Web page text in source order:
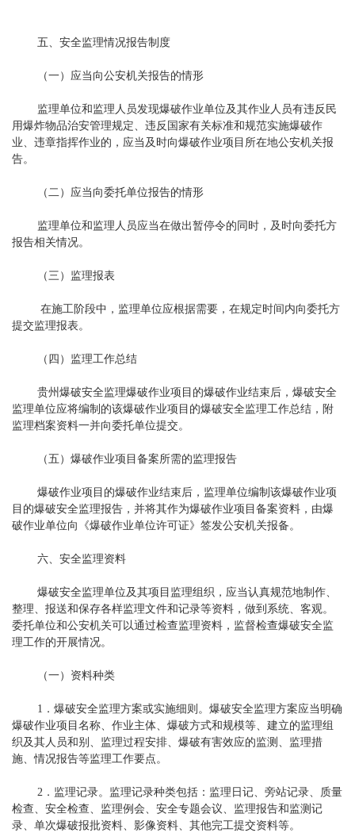
五、安全监理情况报告制度
（一）应当向公安机关报告的情形
监理单位和监理人员发现爆破作业单位及其作业人员有违反民
用爆炸物品治安管理规定、违反国家有关标准和规范实施爆破作
业、违章指挥作业的，应当及时向爆破作业项目所在地公安机关报
告。
（二）应当向委托单位报告的情形
监理单位和监理人员应当在做出暂停令的同时，及时向委托方
报告相关情况。
（三）监理报表
在施工阶段中，监理单位应根据需要，在规定时间内向委托方
提交监理报表。
（四）监理工作总结
贵州爆破安全监理爆破作业项目的爆破作业结束后，爆破安全
监理单位应将编制的该爆破作业项目的爆破安全监理工作总结，附
监理档案资料一并向委托单位提交。
（五）爆破作业项目备案所需的监理报告
爆破作业项目的爆破作业结束后，监理单位编制该爆破作业项
目的爆破安全监理报告，并将其作为爆破作业项目备案资料，由爆
破作业单位向《爆破作业单位许可证》签发公安机关报备。
六、安全监理资料
爆破安全监理单位及其项目监理组织，应当认真规范地制作、
整理、报送和保存各样监理文件和记录等资料，做到系统、客观。
委托单位和公安机关可以通过检查监理资料，监督检查爆破安全监
理工作的开展情况。
（一）资料种类
1．爆破安全监理方案或实施细则。爆破安全监理方案应当明确
爆破作业项目名称、作业主体、爆破方式和规模等、建立的监理组
织及其人员和别、监理过程安排、爆破有害效应的监测、监理措
施、情况报告等监理工作要点。
2．监理记录。监理记录种类包括：监理日记、旁站记录、质量
检查、安全检查、监理例会、安全专题会议、监理报告和监测记
录、单次爆破报批资料、影像资料、其他完工提交资料等。